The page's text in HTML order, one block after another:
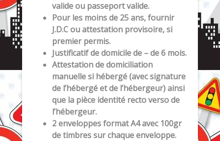
valide ou passeport valide.
Pour les moins de 25 ans, fournir
J.D.C ou attestation provisoire, si
premier permis.
Justificatif de domicile de – de 6 mois.
Attestation de domiciliation
manuelle si hébergé (avec signature
de l’hébergé et de l’hébergeur) ainsi
que la pièce identité recto verso de
l’hébergeur.
2 enveloppes format A4 avec 100gr
de timbres sur chaque enveloppe.